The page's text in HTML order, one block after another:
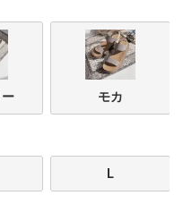
モカ
L